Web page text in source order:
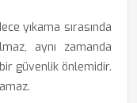
yıkama sırasında
aynı zamanda
güvenlik önlemidir.